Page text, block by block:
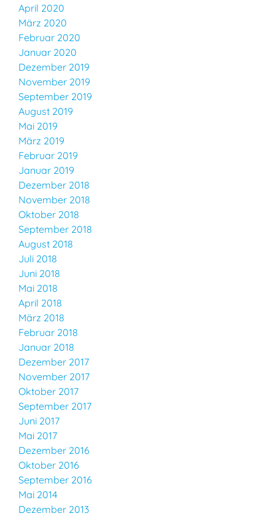
April 2020
März 2020
Februar 2020
Januar 2020
Dezember 2019
November 2019
September 2019
August 2019
Mai 2019
März 2019
Februar 2019
Januar 2019
Dezember 2018
November 2018
Oktober 2018
September 2018
August 2018
Juli 2018
Juni 2018
Mai 2018
April 2018
März 2018
Februar 2018
Januar 2018
Dezember 2017
November 2017
Oktober 2017
September 2017
Juni 2017
Mai 2017
Dezember 2016
Oktober 2016
September 2016
Mai 2014
Dezember 2013